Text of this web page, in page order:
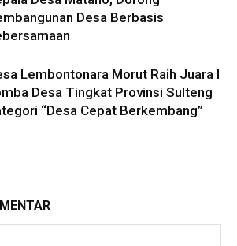
Desa Berbasis
Lembontonara Morut Raih Juara I
Desa Tingkat Provinsi Sulteng
“Desa Cepat Berkembang”